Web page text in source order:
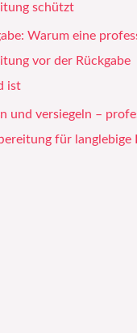
schützt
Warum eine
vor der Rückgabe
ist
und versiegeln –
für langlebige